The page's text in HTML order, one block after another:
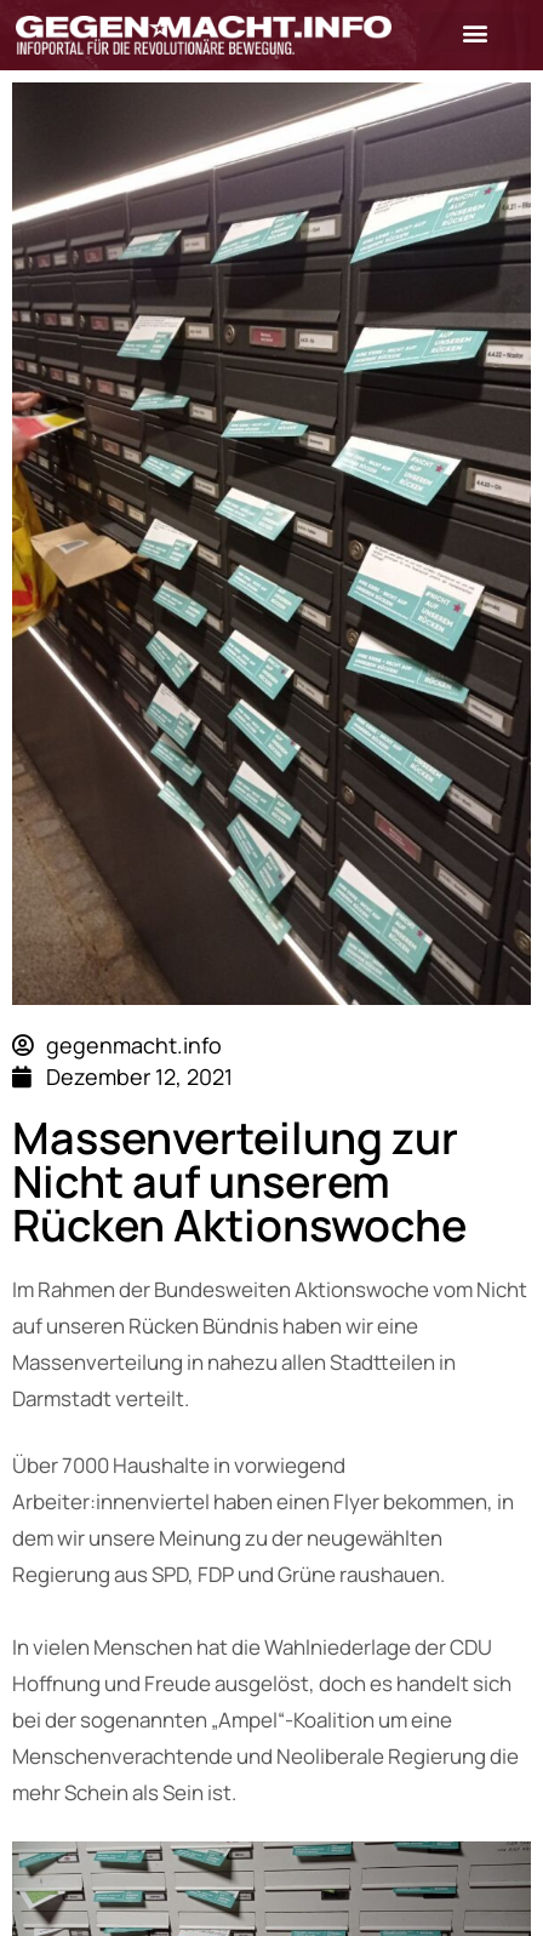
gegenmacht.info
Dezember 12, 2021
Massenverteilung zur
Nicht auf unserem
Rücken Aktionswoche
Im Rahmen der Bundesweiten Aktionswoche vom Nicht
auf unseren Rücken Bündnis haben wir eine
Massenverteilung in nahezu allen Stadtteilen in
Darmstadt verteilt.
Über 7000 Haushalte in vorwiegend
Arbeiter:innenviertel haben einen Flyer bekommen, in
dem wir unsere Meinung zu der neugewählten
Regierung aus SPD, FDP und Grüne raushauen.
In vielen Menschen hat die Wahlniederlage der CDU
Hoffnung und Freude ausgelöst, doch es handelt sich
bei der sogenannten „Ampel“-Koalition um eine
Menschenverachtende und Neoliberale Regierung die
mehr Schein als Sein ist.